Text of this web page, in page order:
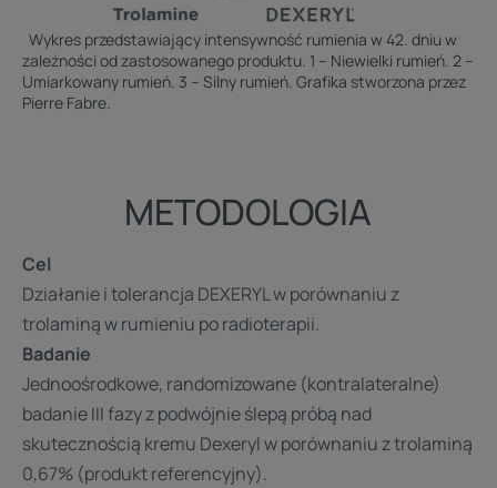
Wykres przedstawiający intensywność rumienia w 42. dniu w
zależności od zastosowanego produktu. 1 – Niewielki rumień. 2 –
Umiarkowany rumień. 3 – Silny rumień. Grafika stworzona przez
Pierre Fabre.
METODOLOGIA
Cel
Działanie i tolerancja DEXERYL w porównaniu z
trolaminą w rumieniu po radioterapii.
Badanie
Jednoośrodkowe, randomizowane (kontralateralne)
badanie III fazy z podwójnie ślepą próbą nad
skutecznością kremu Dexeryl w porównaniu z trolaminą
0,67% (produkt referencyjny).